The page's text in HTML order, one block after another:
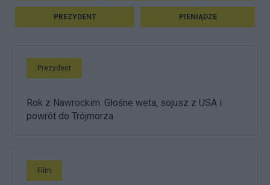
PREZYDENT PIENIĄDZE
Prezydent
Rok z Nawrockim. Głośne weta, sojusz z USA i
powrót do Trójmorza
Film